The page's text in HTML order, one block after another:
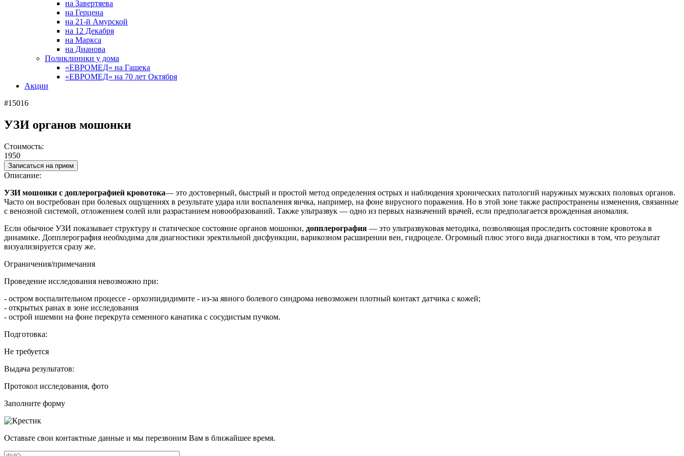
на Завертяева
на Герцена
на 21-й Амурской
на 12 Декабря
на Маркса
на Дианова
Поликлиники у дома
«ЕВРОМЕД» на Гашека
«ЕВРОМЕД» на 70 лет Октября
Акции
#15016
УЗИ органов мошонки
Стоимость:
1950
Записаться на прием
Описание:
УЗИ мошонки с доплерографией кровотока― это достоверный, быстрый и простой метод определения острых и наблюдения хронических патологий наружных мужских половых органов.
Часто он востребован при болевых ощущениях в результате удара или воспаления яичка, например, на фоне вирусного поражения. Но в этой зоне также распространены изменения, связанные
с венозной системой, отложением солей или разрастанием новообразований. Также ультразвук ― одно из первых назначений врачей, если предполагается врожденная аномалия.
Если обычное УЗИ показывает структуру и статическое состояние органов мошонки, допплерография ― это ультразвуковая методика, позволяющая проследить состояние кровотока в
динамике. Допплерография необходима для диагностики эректильной дисфункции, варикозном расширении вен, гидроцеле. Огромный плюс этого вида диагностики в том, что результат
визуализируется сразу же.
Ограничения/примечания
Проведение исследования невозможно при:
- остром воспалительном процессе - орхоэпидидимите - из-за явного болевого синдрома невозможен плотный контакт датчика с кожей;
- открытых ранах в зоне исследования
- острой ишемии на фоне перекрута семенного канатика с сосудистым пучком.
Подготовка:
Не требуется
Выдача результатов:
Протокол исследования, фото
Заполните форму
Оставьте свои контактные данные и мы перезвоним Вам в ближайшее время.